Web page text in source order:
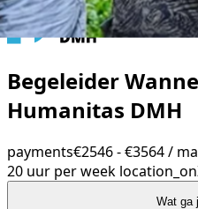
Begeleider
Humanitas DMH
payments€2546 - €3564 /
20 uur per week location_on
Wat ga